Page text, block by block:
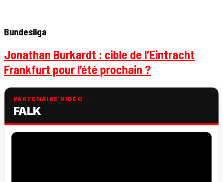
Bundesliga
Jonathan Burkardt : cible de l’Eintracht
Frankfurt pour l’été prochain ?
PARTENAIRE VIDÉO
FALK